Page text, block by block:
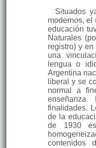
Situados
modernos,
educación
Naturales
registro) y
una
lengua o
Argentina
liberal y se
normal a
finalidades.
de la
de 1930
contenidos